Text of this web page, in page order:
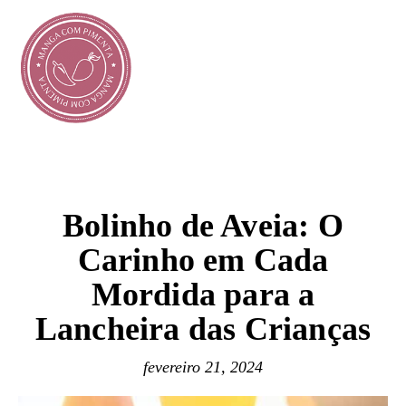
Bolinho de Aveia: O
Carinho em Cada
Mordida para a
Lancheira das Crianças
fevereiro 21, 2024